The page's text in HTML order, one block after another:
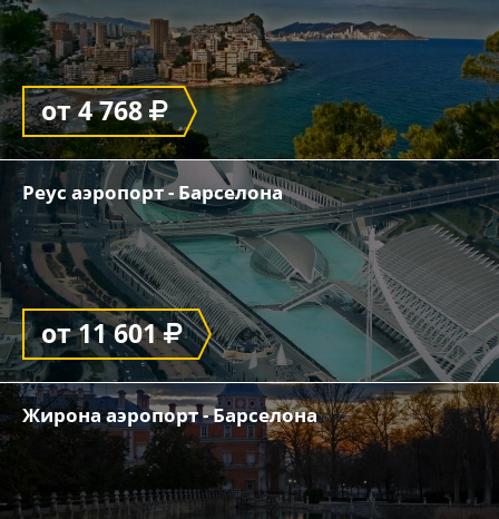
от 4 768
Реус аэропорт - Барселона
от 11 601
Жирона аэропорт - Барселона